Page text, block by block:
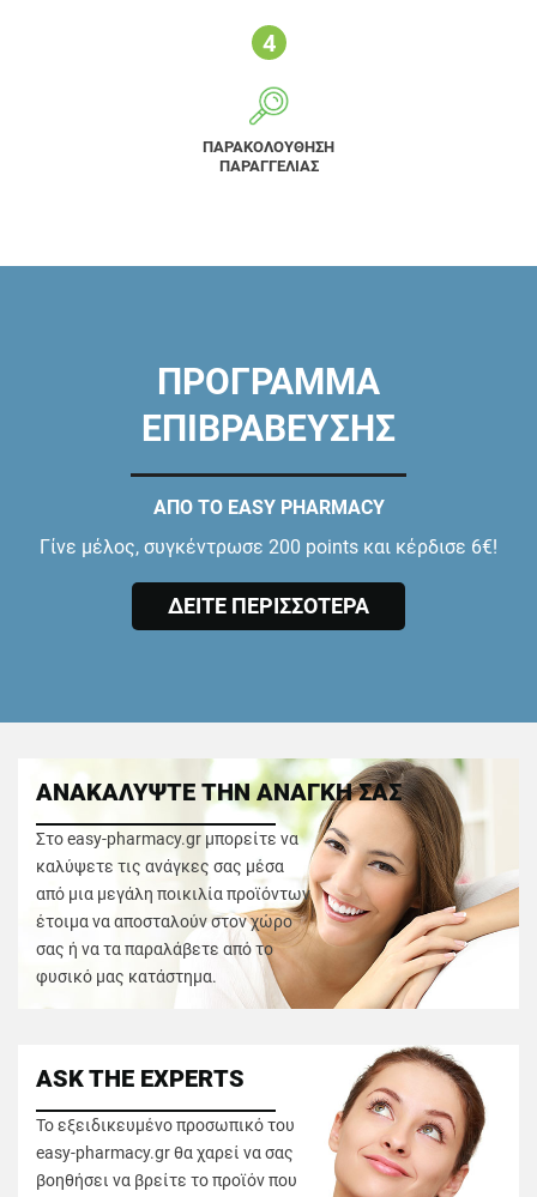
ΠΑΡΑΚΟΛΟΥΘΗΣΗ
ΠΑΡΑΓΓΕΛΙΑΣ
ΠΡΟΓΡΑΜΜΑ
ΕΠΙΒΡΑΒΕΥΣΗΣ
ΑΠΟ ΤΟ EASY PHARMACY
Γίνε μέλος, συγκέντρωσε 200 points και κέρδισε 6€!
ΔΕΙΤΕ ΠΕΡΙΣΣΟΤΕΡΑ
ΑΝΑΚΑΛΥΨΤΕ ΤΗΝ ΑΝΑΓΚΗ ΣΑΣ
Στο easy-pharmacy.gr μπορείτε να
καλύψετε τις ανάγκες σας μέσα
από μια μεγάλη ποικιλία προϊόντων
έτοιμα να αποσταλούν στον χώρο
σας ή να τα παραλάβετε από το
φυσικό μας κατάστημα.
ASK THE EXPERTS
Το εξειδικευμένο προσωπικό του
easy-pharmacy.gr θα χαρεί να σας
βοηθήσει να βρείτε το προϊόν που